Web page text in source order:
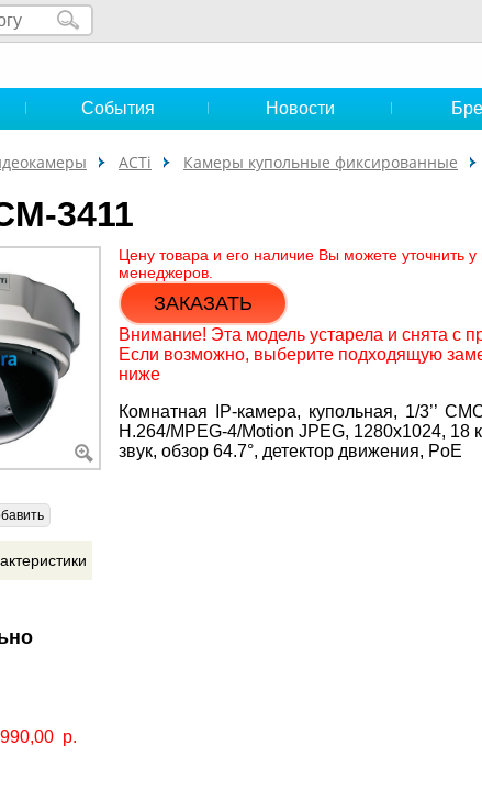
События Новости
ACTi Камеры купольные фиксированные
3411
Цену товара и его наличие Вы можете уточнить
менеджеров.
ЗАКАЗАТЬ
Внимание! Эта модель устарела и снята с
Если возможно, выберите подходящую
ниже
Комнатная IP-камера, купольная, 1/3’’
H.264/MPEG-4/Motion JPEG, 1280х1024, 18
звук, обзор 64.7°, детектор движения, PoE
р.